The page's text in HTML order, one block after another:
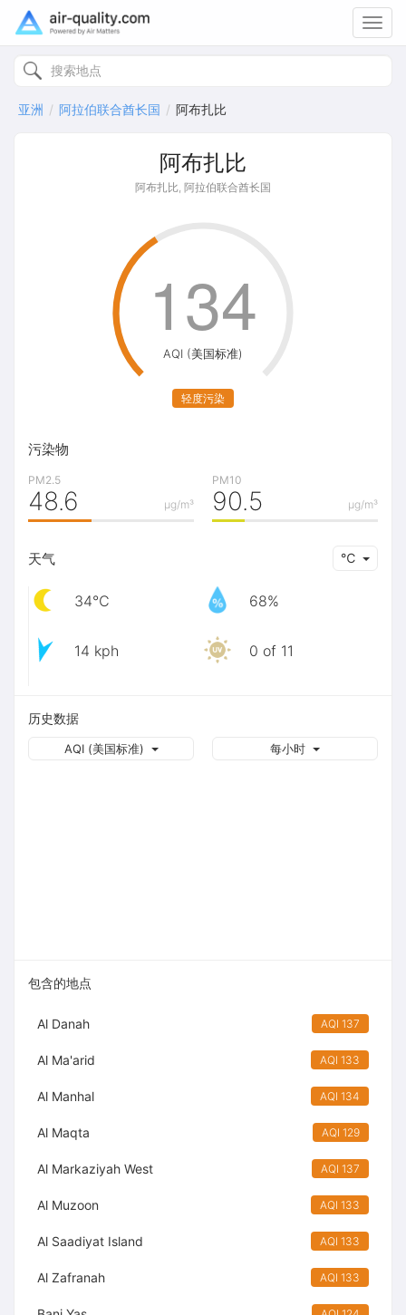
亚洲 阿拉伯联合酋长国 阿布扎比
阿布扎比
阿布扎比, 阿拉伯联合酋长国
AQI (美国标准)
轻度污染
134
污染物
PM2.5
μg/m³
48.6
PM10
μg/m³
90.5
天气 ℃
34℃ 68%
14 kph 0 of 11
历史数据
每小时
AQI (美国标准)
包含的地点
Al Danah AQI 137
Al Ma'arid AQI 133
Al Manhal AQI 134
Al Maqta AQI 129
Al Markaziyah West AQI 137
Al Muzoon AQI 133
Al Saadiyat Island AQI 133
Al Zafranah AQI 133